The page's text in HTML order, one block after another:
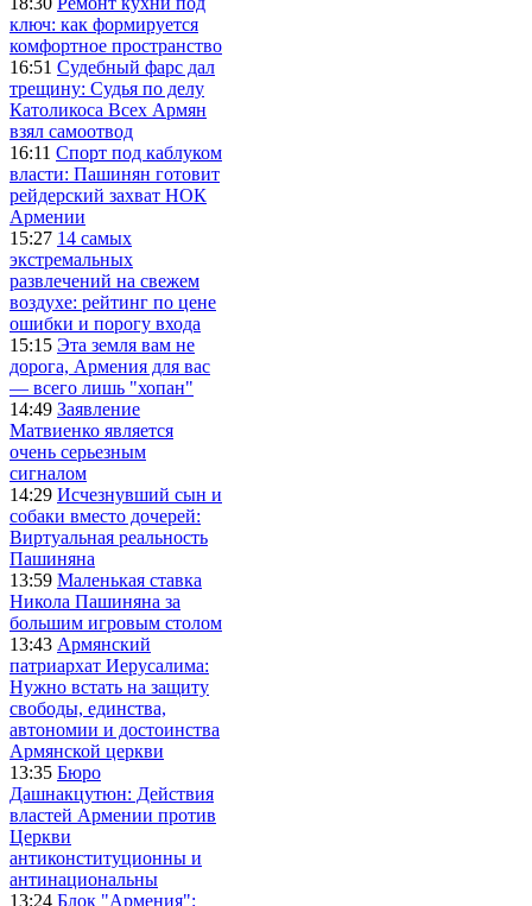
ключ: как формируется
комфортное пространство
16:51 Судебный фарс дал
трещину: Судья по делу
Католикоса Всех Армян
взял самоотвод
16:11 Спорт под каблуком
власти: Пашинян готовит
рейдерский захват НОК
Армении
15:27 14 самых
экстремальных
развлечений на свежем
воздухе: рейтинг по цене
ошибки и порогу входа
15:15 Эта земля вам не
дорога, Армения для вас
— всего лишь "хопан"
14:49 Заявление
Матвиенко является
очень серьезным
сигналом
14:29 Исчезнувший сын и
собаки вместо дочерей:
Виртуальная реальность
Пашиняна
13:59 Маленькая ставка
Никола Пашиняна за
большим игровым столом
13:43 Армянский
патриархат Иерусалима:
Нужно встать на защиту
свободы, единства,
автономии и достоинства
Армянской церкви
13:35 Бюро
Дашнакцутюн: Действия
властей Армении против
Церкви
антиконституционны и
антинациональны
13:24 Блок "Армения":